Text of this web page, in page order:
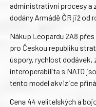
administrativní procesy a
dodány Armádě ČR již od
Nákup Leopardu 2A8
pro Českou republiku
úspory, rychlost dodávek,
interoperabilita s NATO
tento model akvizice
Cena 44 velitelských a